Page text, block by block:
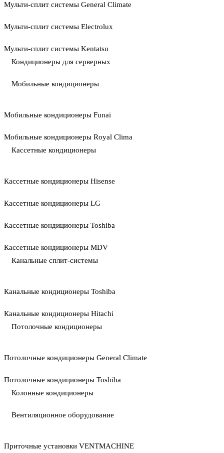
Мульти-сплит системы General Climate
Мульти-сплит системы Electrolux
Мульти-сплит системы Kentatsu
Кондиционеры для серверных
Мобильные кондиционеры
Мобильные кондиционеры Funai
Мобильные кондиционеры Royal Clima
Кассетные кондиционеры
Кассетные кондиционеры Hisense
Кассетные кондиционеры LG
Кассетные кондиционеры Toshiba
Кассетные кондиционеры MDV
Канальные сплит-системы
Канальные кондиционеры Toshiba
Канальные кондиционеры Hitachi
Потолочные кондиционеры
Потолочные кондиционеры General Climate
Потолочные кондиционеры Toshiba
Колонные кондиционеры
Вентиляционное оборудование
Приточные установки VENTMACHINE